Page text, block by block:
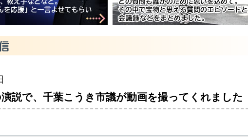
説で、千葉こうき市議が動画を撮ってくれました